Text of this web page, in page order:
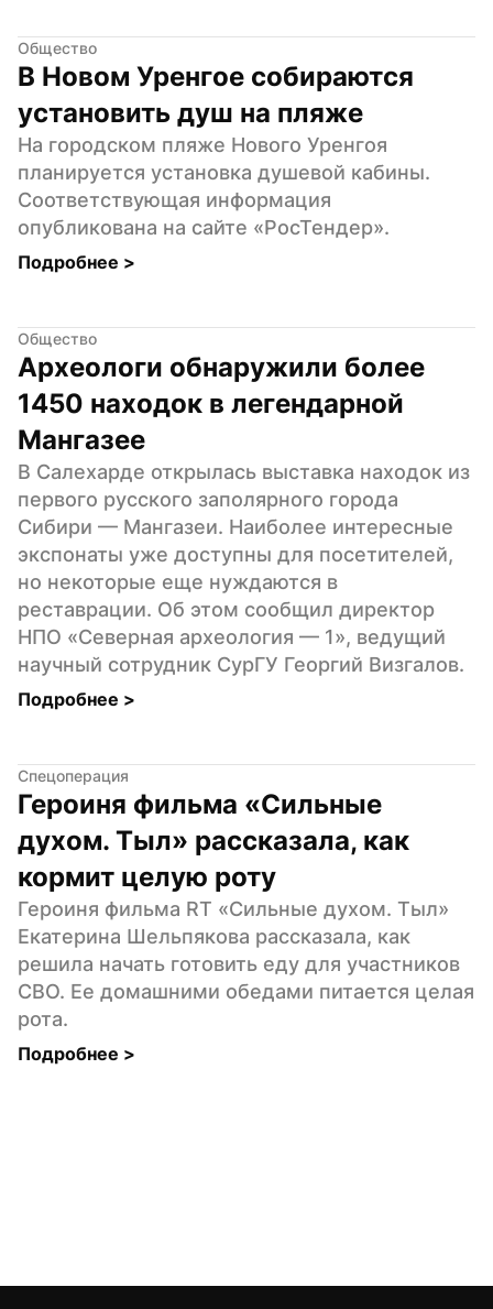
Общество
В Новом Уренгое собираются
установить душ на пляже
На городском пляже Нового Уренгоя
планируется установка душевой кабины.
Соответствующая информация
опубликована на сайте «РосТендер».
Подробнее >
Общество
Археологи обнаружили более
1450 находок в легендарной
Мангазее
В Салехарде открылась выставка находок из
первого русского заполярного города
Сибири — Мангазеи. Наиболее интересные
экспонаты уже доступны для посетителей,
но некоторые еще нуждаются в
реставрации. Об этом сообщил директор
НПО «Северная археология — 1», ведущий
научный сотрудник СурГУ Георгий Визгалов.
Подробнее >
Спецоперация
Героиня фильма «Сильные
духом. Тыл» рассказала, как
кормит целую роту
Героиня фильма RT «Сильные духом. Тыл»
Екатерина Шельпякова рассказала, как
решила начать готовить еду для участников
СВО. Ее домашними обедами питается целая
рота.
Подробнее >